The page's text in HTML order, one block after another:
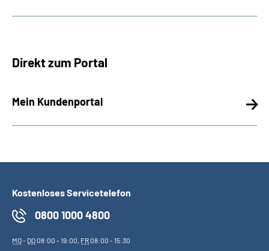
Direkt zum Portal
Mein Kundenportal
Kostenloses Servicetelefon
0800 1000 4800
MO- DO08:00 - 19:00, FR08:00 - 15:30